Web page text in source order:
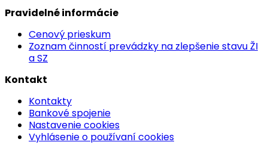
Pravidelné informácie
Cenový prieskum
Zoznam činností prevádzky na zlepšenie stavu ŽI
a SZ
Kontakt
Kontakty
Bankové spojenie
Nastavenie cookies
Vyhlásenie o používaní cookies